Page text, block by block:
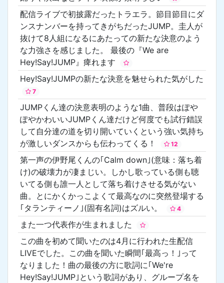
配信ライブで初披露だったトラエラ。節目節目にダ
ンスナンバーを持ってきがちだったJUMP。圭人が
抜けて8人組になるにあたっての新たな決意のよう
な力強さを感じました。 最後の『We are
Hey!Say!JUMP』痺れます
Hey!Say!JUMPの新たな決意を魅せられた気がした
7
JUMPくん達の決意表明のような1曲、普段はぽや
ぽやかわいいJUMPくん達だけど何度でも試行錯誤
して自分達の道を切り開いていくという強い気持ち
が激しいダンスからも伝わってくる！
12
第一声の伊野尾くんの｢Calm down｣(意味：落ち着
け)の破壊力が凄まじい。しかし歌っている側も聴
いてる側も誰一人として落ち着けさせる気がない
曲。とにかくかっこよくて最高なのに突然登場する
｢タランティーノ｣(固有名詞)はズルい。
4
また一つ代表作が生まれました
この曲を初めて聞いたのは4月に行われた生配信
LIVEでした。この曲を聞いた瞬間｢最高っ！｣って
なりました！曲の最後の方に歌詞に｢We're
Hey!Say!JUMP｣という歌詞があり、グループ名を